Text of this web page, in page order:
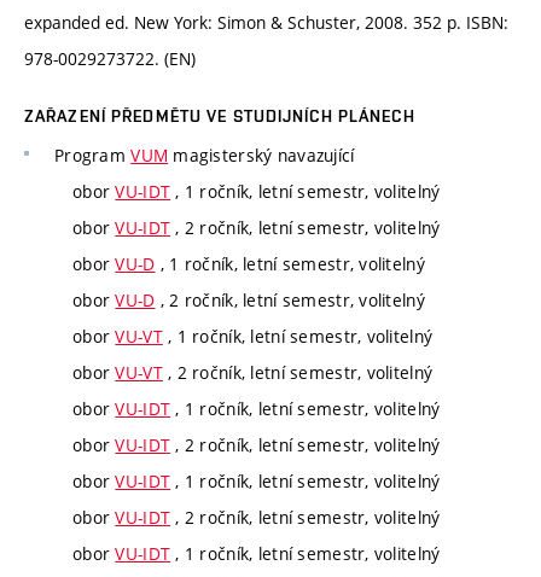
expanded ed. New York: Simon & Schuster, 2008. 352 p. ISBN:
978-0029273722. (EN)
ZAŘAZENÍ PŘEDMĚTU VE STUDIJNÍCH PLÁNECH
ProgramVUM magisterský navazující
oborVU-IDT , 1 ročník, letní semestr, volitelný
oborVU-IDT , 2 ročník, letní semestr, volitelný
oborVU-D , 1 ročník, letní semestr, volitelný
oborVU-D , 2 ročník, letní semestr, volitelný
oborVU-VT, 1 ročník, letní semestr, volitelný
oborVU-VT, 2 ročník, letní semestr, volitelný
oborVU-IDT , 1 ročník, letní semestr, volitelný
oborVU-IDT , 2 ročník, letní semestr, volitelný
oborVU-IDT , 1 ročník, letní semestr, volitelný
oborVU-IDT , 2 ročník, letní semestr, volitelný
oborVU-IDT , 1 ročník, letní semestr, volitelný